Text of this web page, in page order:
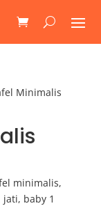
Minimalis
minimalis,
baby 1